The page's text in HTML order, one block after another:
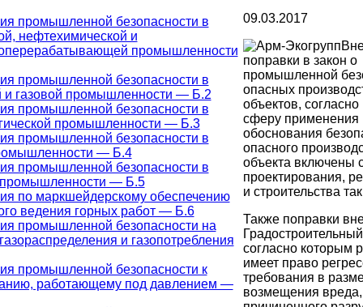
промышленной безопасности в
нефтехимической и
промышленности
промышленной безопасности в
и газовой промышленности — Б.2
промышленной безопасности в
промышленности — Б.3
промышленной безопасности в
— Б.4
промышленной безопасности в
промышленности — Б.5
по маркшейдерскому обеспечению
ведения горных работ — Б.6
промышленной безопасности на
и газопотребления
промышленной безопасности к
работающему под давлением —
09.03.2017
поправки в закон о
промышленной
опасных
объектов,
сферу применения
обоснования
опасного
объекта включены
проектирования,
и строительства
Также поправки
согласно которым
имеет право
требования в
возмещения вреда,